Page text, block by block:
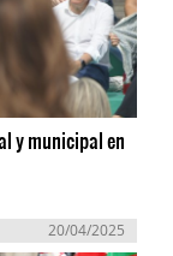
y municipal en
20/04/2025